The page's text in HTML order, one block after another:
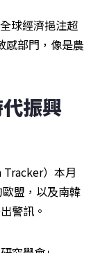
球經濟挹注超
感部門，像是農
振興
Tracker）本月
盟，以及南韓
警訊。